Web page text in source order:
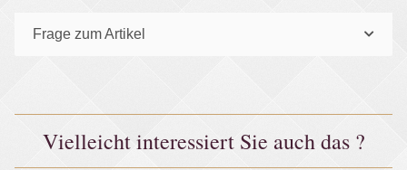
Frage zum Artikel
Vielleicht interessiert Sie auch das ?